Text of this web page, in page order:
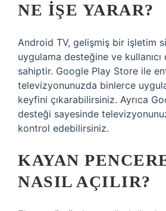
NE IŞE YARAR?
Android TV, gelişmiş bir işletim
uygulama desteğine ve
sahiptir. Google Play Store ile
televizyonunuzda binlerce
keyfini çıkarabilirsiniz. Ayrıca
desteği sayesinde
kontrol edebilirsiniz.
KAYAN
NASIL AÇILIR?